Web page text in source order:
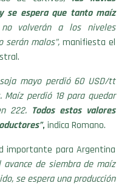
se espera que tanto maíz
volverán a los niveles
serán malos”,manifiesta el
mayo perdió 60 USD/tt
perdió 18 para quedar
222. Todos estos valores
, indica Romano.
importante para Argentina
avance de siembra de maíz
se espera una producción